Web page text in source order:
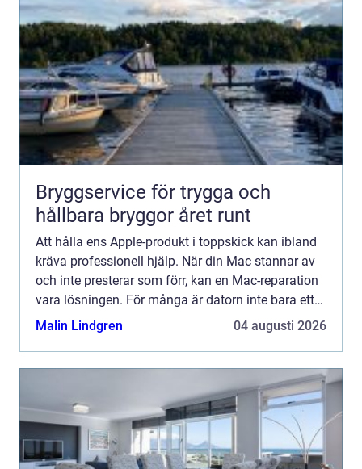
Bryggservice för trygga och
hållbara bryggor året runt
Att hålla ens Apple-produkt i toppskick kan ibland
kräva professionell hjälp. När din Mac stannar av
och inte presterar som förr, kan en Mac-reparation
vara lösningen. För många är datorn inte bara ett
a...
Malin Lindgren 04 augusti 2026